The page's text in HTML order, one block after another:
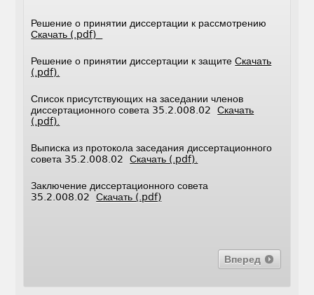
Решение о принятии диссертации к рассмотрению
Скачать (.pdf)
Решение о принятии диссертации к защитеСкачать
(.pdf).
Список присутствующих на заседании членов
диссертационного совета 35.2.008.02Скачать
(.pdf).
Выписка из протокола заседания диссертационного
совета 35.2.008.02Скачать (.pdf).
Заключение диссертационного совета
35.2.008.02Скачать (.pdf)
Вперед